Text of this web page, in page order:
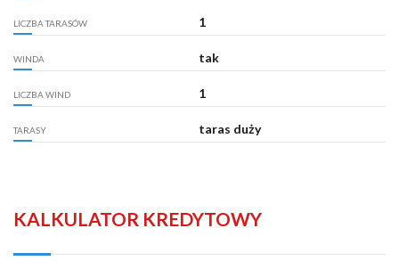
LICZBA TARASÓW 1
WINDA tak
LICZBA WIND 1
TARASY taras duży
KALKULATOR KREDYTOWY